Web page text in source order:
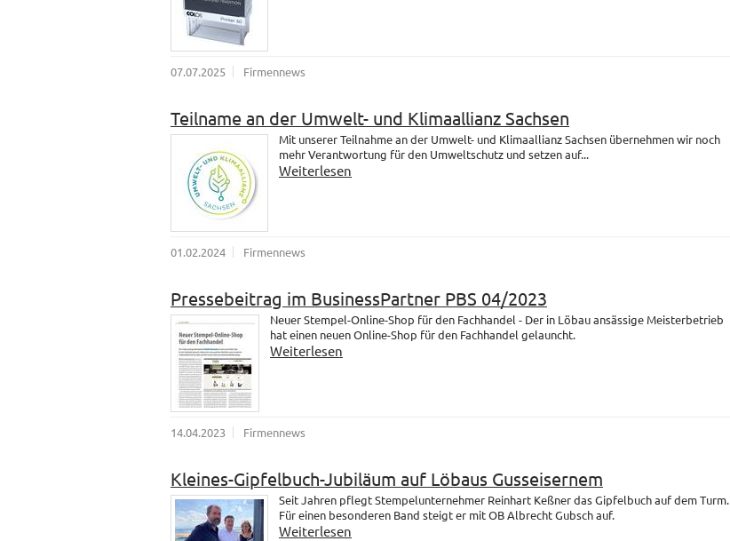
07.07.2025 Firmennews
Teilname an der Umwelt- und Klimaallianz Sachsen
Mit unserer Teilnahme an der Umwelt- und Klimaallianz Sachsen übernehmen wir noch
mehr Verantwortung für den Umweltschutz und setzen auf...
Weiterlesen
01.02.2024 Firmennews
Pressebeitrag im BusinessPartner PBS 04/2023
Neuer Stempel-Online-Shop für den Fachhandel - Der in Löbau ansässige Meisterbetrieb
hat einen neuen Online-Shop für den Fachhandel gelauncht.
Weiterlesen
14.04.2023 Firmennews
Kleines-Gipfelbuch-Jubiläum auf Löbaus Gusseisernem
Seit Jahren pflegt Stempelunternehmer Reinhart Keßner das Gipfelbuch auf dem Turm.
Für einen besonderen Band steigt er mit OB Albrecht Gubsch auf.
Weiterlesen